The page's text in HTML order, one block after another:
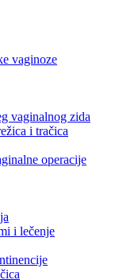
vaginoze
vaginalnog zida
i tračica
operacije
i lečenje